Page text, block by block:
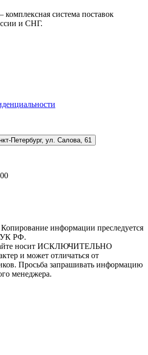
система поставок
и СНГ.
Петербург, ул. Салова, 61
информации преследуется
УК РФ.
носит ИСКЛЮЧИТЕЛЬНО
и может отличаться от
Просьба запрашивать информацию
менеджера.